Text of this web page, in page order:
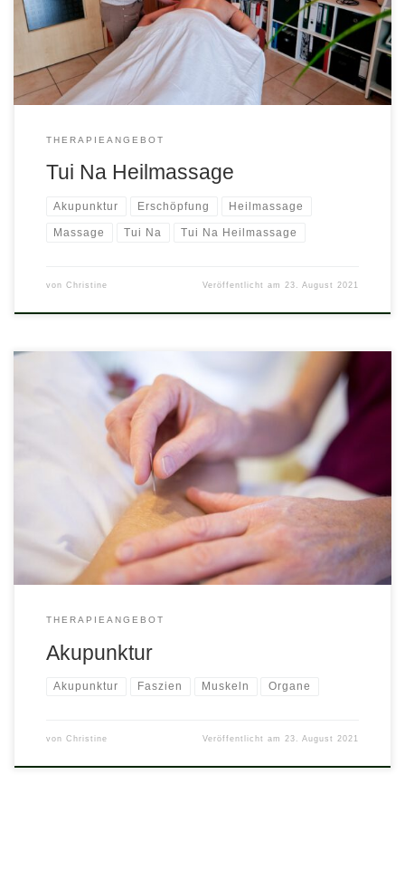
durch die Erfahrungen in der Tui Na entstanden. Massage kann
ich überall haben? Das habe ich schon oft gehört. Es […]
THERAPIEANGEBOT
Tui Na Heilmassage
Akupunktur Erschöpfung Heilmassage
Massage Tui Na Tui Na Heilmassage
von Christine Veröffentlicht am 23. August 2021
Es ist kaum zu glauben. Ein paar Nadeln in den Körper
gestochen sollen helfen?Zu Beginn meiner Ausbildung war ich
davon kaum überzeugt. Bis ich es am eigenen Leib erfahren
habe. Akupunktur ist starke Medizin!Moderne Messgeräte werden
immer feiner. Gewiss dauert es nicht mehr lange, bis wir in den
öffentlichen Medien […]
THERAPIEANGEBOT
Akupunktur
Akupunktur Faszien Muskeln Organe
von Christine Veröffentlicht am 23. August 2021